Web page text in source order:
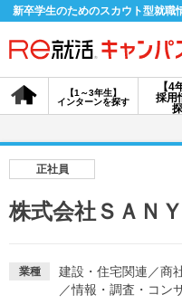
新卒学生のためのスカウト型就職
【4
採用
【1～3年生】
インターンを探す
会員登録
採用情報を探す
正社員
株式会社ＳＡＮ
業種 建設・住宅関連 ／商
／情報・調査・コン